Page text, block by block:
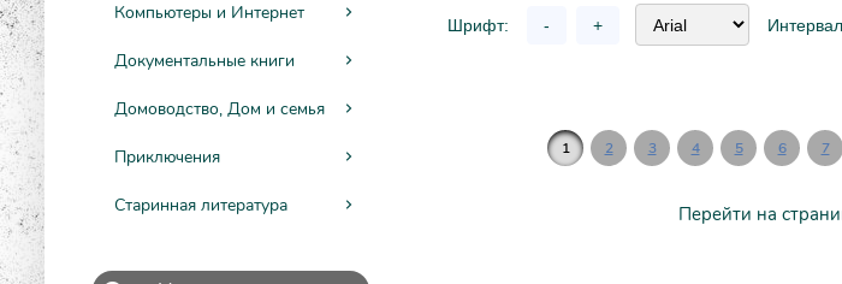
Компьютеры и Интернет
Документальные книги
Домоводство, Дом и семья
Приключения
Старинная литература
Шрифт: - +
1 2 3 4 5 6 7
Перейти на